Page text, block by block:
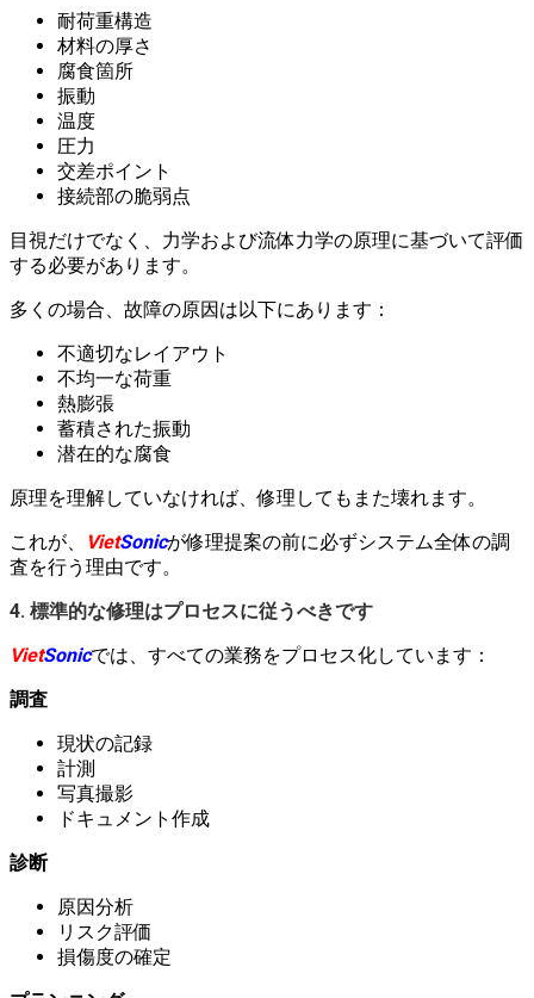
耐荷重構造
材料の厚さ
腐食箇所
振動
温度
圧力
交差ポイント
接続部の脆弱点
目視だけでなく、力学および流体力学の原理に基づいて評価
する必要があります。
多くの場合、故障の原因は以下にあります：
不適切なレイアウト
不均一な荷重
熱膨張
蓄積された振動
潜在的な腐食
原理を理解していなければ、修理してもまた壊れます。
これが、
VietSonicが修理提案の前に必ずシステム全体の調
査を行う理由です。
4. 標準的な修理はプロセスに従うべきです
VietSonicでは、すべての業務をプロセス化しています：
調査
現状の記録
計測
写真撮影
ドキュメント作成
診断
原因分析
リスク評価
損傷度の確定